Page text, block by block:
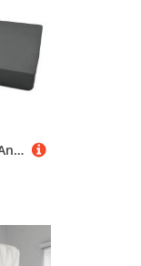
Beautissu KLAPPMARTATZE Anthrazit 90x200 cm